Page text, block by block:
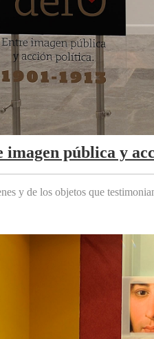
pública y
y de los objetos que